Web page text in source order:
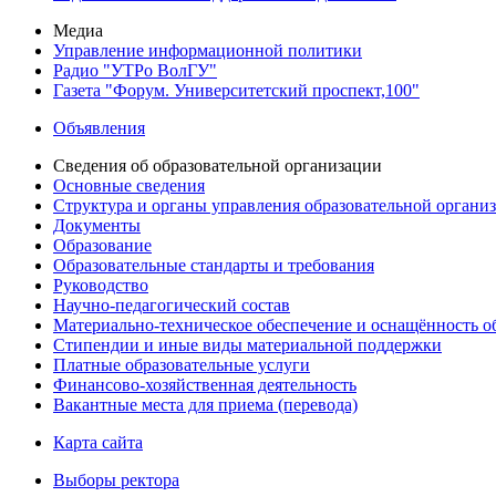
Медиа
Управление информационной политики
Радио "УТРо ВолГУ"
Газета "Форум. Университетский проспект,100"
Объявления
Сведения об образовательной организации
Основные сведения
Структура и органы управления образовательной
Документы
Образование
Образовательные стандарты и требования
Руководство
Научно-педагогический состав
Материально-техническое обеспечение и оснащённость
Стипендии и иные виды материальной поддержки
Платные образовательные услуги
Финансово-хозяйственная деятельность
Вакантные места для приема (перевода)
Карта сайта
Выборы ректора